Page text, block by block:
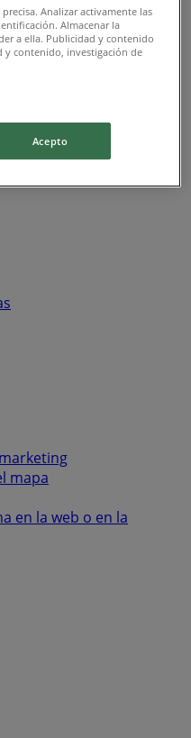
la empresa
las compras locales
mapa
en la web o en la
Analizar activamente las
Almacenar la
a ella. Publicidad y contenido
y contenido, investigación de
Acepto